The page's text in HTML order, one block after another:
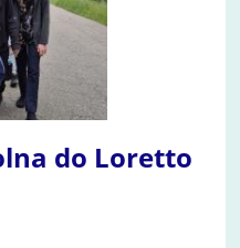
do Loretto